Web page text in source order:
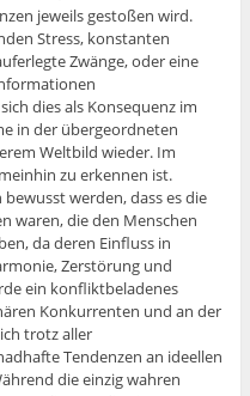
jeweils gestoßen wird.
Stress, konstanten
Zwänge, oder eine
dies als Konsequenz im
in der übergeordneten
Weltbild wieder. Im
zu erkennen ist.
werden, dass es die
waren, die den Menschen
da deren Einfluss in
Zerstörung und
ein konfliktbeladenes
Konkurrenten und an der
trotz aller
Tendenzen an ideellen
die einzig wahren